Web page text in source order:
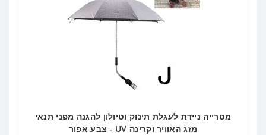
מטרייה ניידת לעגלת תינוק וטיולון להגנה מפני תנאי
מזג האוויר וקרינה UV - צבע אפור